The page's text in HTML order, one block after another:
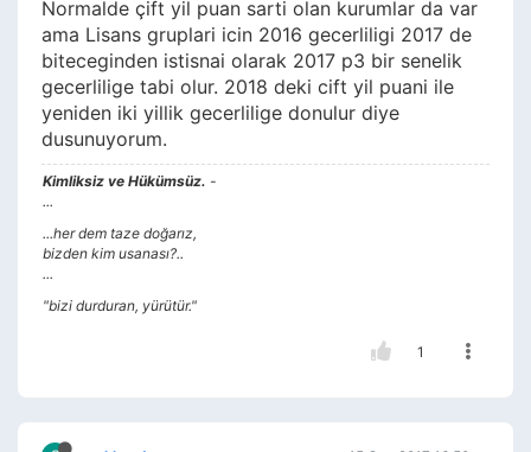
Normalde çift yil puan sarti olan kurumlar da var
ama Lisans gruplari icin 2016 gecerliligi 2017 de
biteceginden istisnai olarak 2017 p3 bir senelik
gecerlilige tabi olur. 2018 deki cift yil puani ile
yeniden iki yillik gecerlilige donulur diye
dusunuyorum.
Kimliksiz ve Hükümsüz. -
...
...her dem taze doğarız,
bizden kim usanası?..
...
"bizi durduran, yürütür."
1